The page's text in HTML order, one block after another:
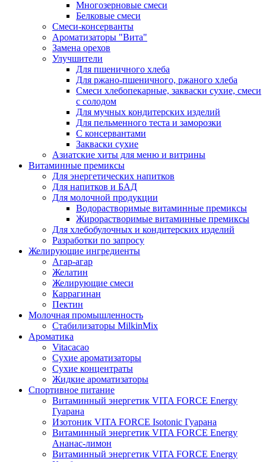
Многозерновые смеси
Белковые смеси
Смеси-консерванты
Ароматизаторы "Вита"
Замена орехов
Улучшители
Для пшеничного хлеба
Для ржано-пшеничного, ржаного хлеба
Смеси хлебопекарные, закваски сухие, смеси
с солодом
Для мучных кондитерских изделий
Для пельменного теста и заморозки
С консервантами
Закваски сухие
Азиатские хиты для меню и витрины
Витаминные премиксы
Для энергетических напитков
Для напитков и БАД
Для молочной продукции
Водорастворимые витаминные премиксы
Жирорастворимые витаминные премиксы
Для хлебобулочных и кондитерских изделий
Разработки по запросу
Желирующие ингредиенты
Агар-агар
Желатин
Желирующие смеси
Каррагинан
Пектин
Молочная промышленность
Стабилизаторы MilkinMix
Ароматика
Vitacacao
Сухие ароматизаторы
Сухие концентраты
Жидкие ароматизаторы
Спортивное питание
Витаминный энергетик VITA FORCE Energy
Гуарана
Изотоник VITA FORCE Isotonic Гуарана
Витаминный энергетик VITA FORCE Energy
Ананас-лимон
Витаминный энергетик VITA FORCE Energy